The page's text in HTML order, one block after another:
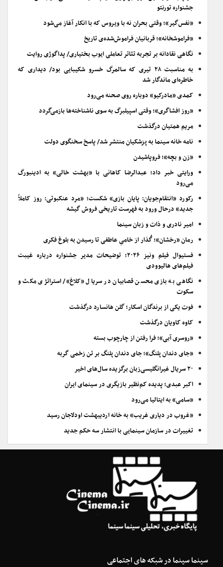
جشنواره تورنتو
«نفس‌گیر»؛ وقتی بحران نه با ویروس که با انکار آغاز می‌شود
«فراموشخانه»؛ قربانیان فراموش‌شده‌ی تاریخ
نگاهی نقادانه بر تجربه تئاتر تعاملی ایوب بختیاری/ پداگوژی روایت
به مناسبت ۲۸ تیری که سالمرگ خسرو شکیبایی بود/ دیداری که
خاطره‌ای ماندگار شد
کمدی «مادرکیو» دوباره روی صحنه می‌رود
«روز افشاگری»؛ وقتی اسپیلبرگ به سوی ناشناخته‌ها بازمی‌گردد
مریم همتیان درگذشت
نامه خانه سینما به پزشکیان منتشر شد/ پاسخ سخنگوی دولت
«زن و بچه»؛ فروپاشیدن
ورایتی خبر داد؛ عبدالرضا کاهانی با «بهشت خالی» به ادینبورگ
می‌رود
رکورد «انتقام‌جویان: پایان بازی» شکست؛ «مرد عنکبوتی: روز کاملاً
جدید» درحال ورود به فهرست تاریخی فروش گیشه
امیر نادری و ذات و زبان سینما
رمان «رخشان»؛ گُذار از خامیِ عاطفی تا رسیدن به بلوغ فکری
فستیوال فیلم ونیز ۲۰۲۶؛ توضیحات مدیر جشنواره درباره غیبت
فیلم‌های هالیوودی
نگاهی به بازی محسن قصابیان در سریال «کلاغ»/ استراتژی مکث و
سکوت
فوت یکی از برندگان اسکار؛ گلن هانسارد درگذشت
کاوه کاویان درگذشت
«روسری آبی»؛ فرا رفتن از چارچوب بسته
«جای دندان پلنگ»؛ جای دندان پلنگ بر تن زخمی گربه
۲۰ سریال غیرانگلیسی‌زبان برگزیده سال‌های اخیر
اکبر عبدی؛ پدیده کم‌نظیر بازیگری در سینمای ایران
«سامی» به ایتالیا می‌رود
«غروب در دیاری غریب» به خانه اردیبهشت اودلاجان رسید
تغییرات در سازمان سینمایی با انتشار سه حکم جدید
سینما سینما در شبکه های اجتماعی